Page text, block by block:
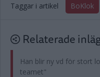
Taggar i artikel BoKlok
Relaterade
Han blir ny vd för stort
teamet"